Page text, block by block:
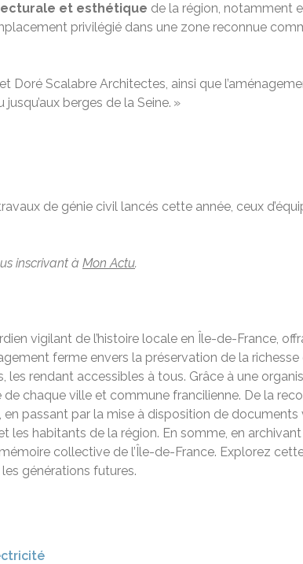
et esthétique de la région, notamment
privilégié dans une zone reconnue
Doré Scalabre Architectes, ainsi que
berges de la Seine. »
de génie civil lancés cette année, ceux
inscrivant à Mon Actu.
vigilant de l’histoire locale en Île-de-France,
ferme envers la préservation de la
rendant accessibles à tous. Grâce à une
chaque ville et commune francilienne. De la
passant par la mise à disposition de
les habitants de la région. En somme, en
collective de l’Île-de-France. Explorez
générations futures.